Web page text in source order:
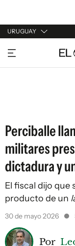
URUGUAY
URUGUAY
ARGENTINA
Perciballe
militares
dictadura y
El fiscal dijo que
producto de un
30 de mayo 2026
Por